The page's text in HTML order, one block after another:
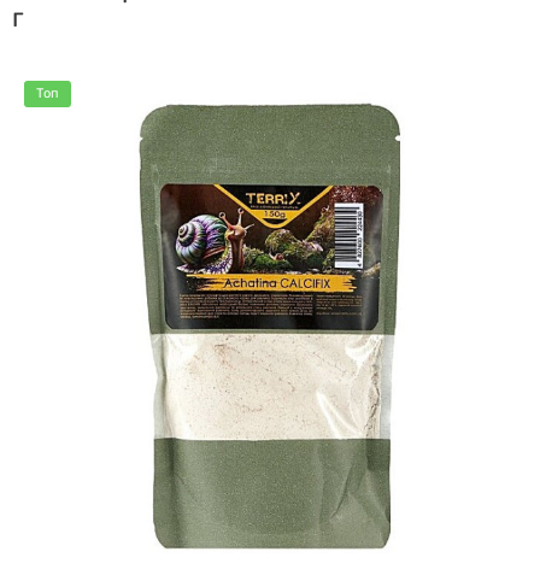
г
Топ